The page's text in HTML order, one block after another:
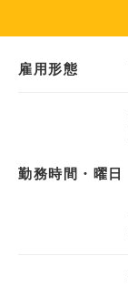
雇用形態
勤務時間・曜日